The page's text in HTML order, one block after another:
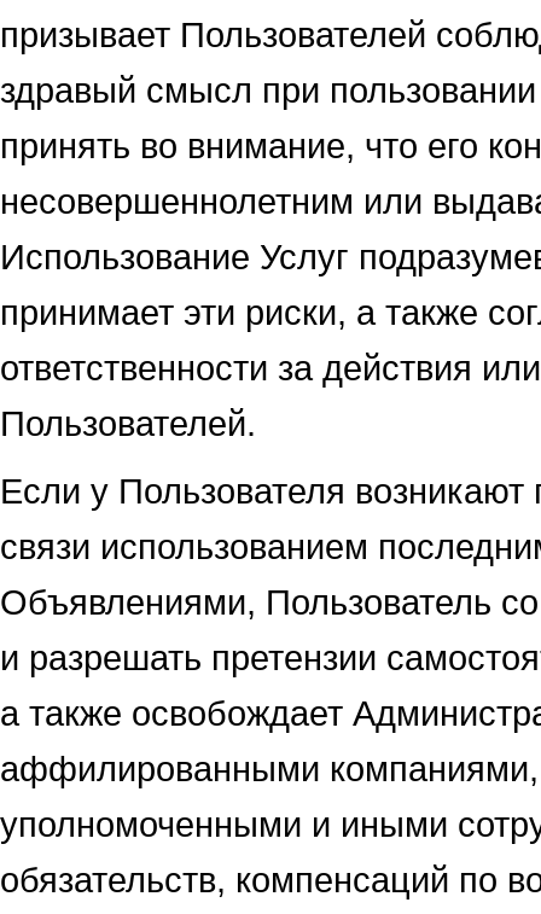
призывает Пользователей
здравый смысл при
принять во внимание, что его
несовершеннолетним или
Использование Услуг
принимает эти риски, а также
ответственности за действия
Пользователей.
Если у Пользователя
связи использованием
Объявлениями, Пользователь
и разрешать претензии
а также освобождает
аффилированными
уполномоченными и иными
обязательств, компенсаций по